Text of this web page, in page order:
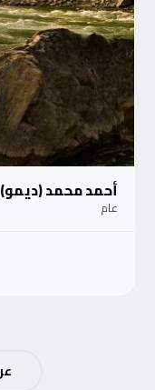
أحمد محمد (ديمو)
عام